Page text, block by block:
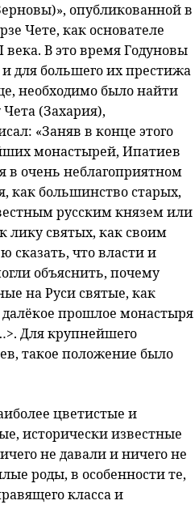
опубликованной в
Чете, как основателе
В это время Годуновы
для большего их престижа
необходимо было найти
(Захария),
«Заняв в конце этого
монастырей, Ипатиев
в очень неблагоприятном
как большинство старых,
русским князем или
святых, как своим
сказать, что власти и
объяснить, почему
на Руси святые, как
прошлое монастыря
Для крупнейшего
такое положение было
цветистые и
исторически известные
не давали и ничего не
роды, в особенности те,
класса и